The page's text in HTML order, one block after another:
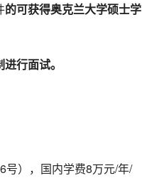
的可获得奥克兰大学硕士学
进行面试。
号），国内学费8万元/年/